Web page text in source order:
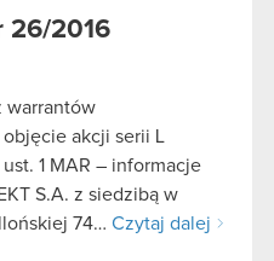
26/2016
warrantów
akcji serii L
1 MAR – informacje
S.A. z siedzibą w
74… Czytaj dalej